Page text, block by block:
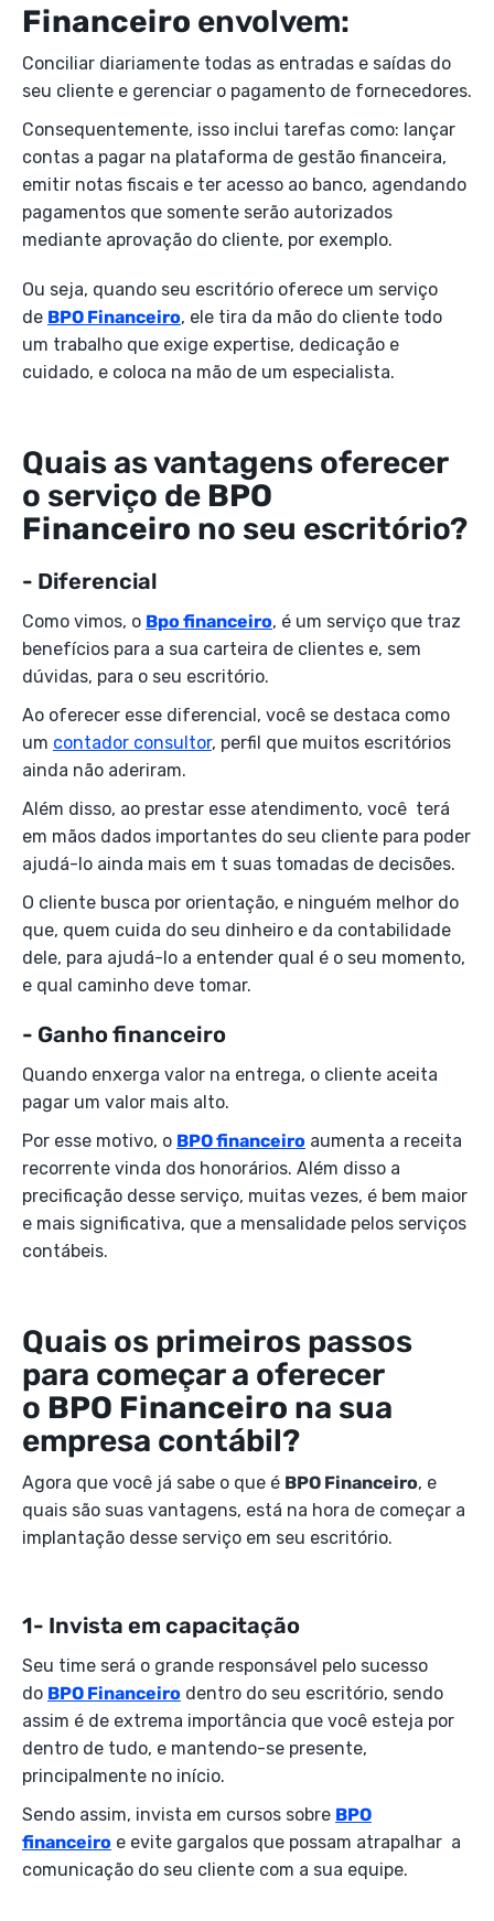
Financeiro envolvem:
Conciliar diariamente todas as entradas e saídas do
seu cliente e gerenciar o pagamento de fornecedores.
Consequentemente, isso inclui tarefas como: lançar
contas a pagar na plataforma de gestão financeira,
emitir notas fiscais e ter acesso ao banco, agendando
pagamentos que somente serão autorizados
mediante aprovação do cliente, por exemplo.
Ou seja, quando seu escritório oferece um serviço
de BPO Financeiro, ele tira da mão do cliente todo
um trabalho que exige expertise, dedicação e
cuidado, e coloca na mão de um especialista.
Quais as vantagens oferecer
o serviço de BPO
Financeiro no seu escritório?
- Diferencial
Como vimos, o Bpo financeiro, é um serviço que traz
benefícios para a sua carteira de clientes e, sem
dúvidas, para o seu escritório.
Ao oferecer esse diferencial, você se destaca como
um contador consultor, perfil que muitos escritórios
ainda não aderiram.
Além disso, ao prestar esse atendimento, você terá
em mãos dados importantes do seu cliente para poder
ajudá-lo ainda mais em t suas tomadas de decisões.
O cliente busca por orientação, e ninguém melhor do
que, quem cuida do seu dinheiro e da contabilidade
dele, para ajudá-lo a entender qual é o seu momento,
e qual caminho deve tomar.
- Ganho financeiro
Quando enxerga valor na entrega, o cliente aceita
pagar um valor mais alto.
Por esse motivo, o BPO financeiro aumenta a receita
recorrente vinda dos honorários. Além disso a
precificação desse serviço, muitas vezes, é bem maior
e mais significativa, que a mensalidade pelos serviços
contábeis.
Quais os primeiros passos
para começar a oferecer
o BPO Financeiro na sua
empresa contábil?
Agora que você já sabe o que é BPO Financeiro, e
quais são suas vantagens, está na hora de começar a
implantação desse serviço em seu escritório.
1- Invista em capacitação
Seu time será o grande responsável pelo sucesso
do BPO Financeiro dentro do seu escritório, sendo
assim é de extrema importância que você esteja por
dentro de tudo, e mantendo-se presente,
principalmente no início.
Sendo assim, invista em cursos sobre BPO
financeiro e evite gargalos que possam atrapalhar a
comunicação do seu cliente com a sua equipe.